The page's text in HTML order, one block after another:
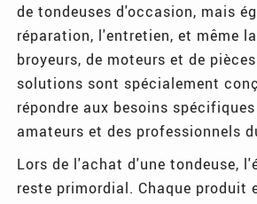
de tondeuses d'occasion, mais
réparation, l'entretien, et même
broyeurs, de moteurs et de
solutions sont spécialement
répondre aux besoins
amateurs et des professionnels
Lors de l'achat d'une tondeuse,
reste primordial. Chaque produit